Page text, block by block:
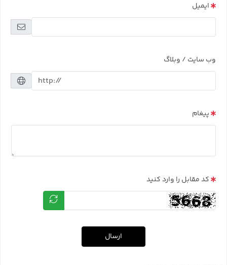
ایمیل
وب سایت / وبلاگ
پیغام
کد مقابل را وارد کنید
ارسال